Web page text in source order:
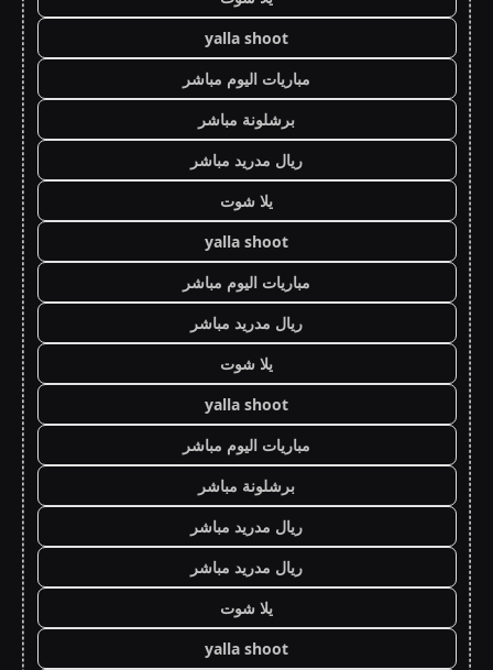
yalla shoot
مباريات اليوم مباشر
برشلونة مباشر
ريال مدريد مباشر
يلا شوت
yalla shoot
مباريات اليوم مباشر
ريال مدريد مباشر
يلا شوت
yalla shoot
مباريات اليوم مباشر
برشلونة مباشر
ريال مدريد مباشر
ريال مدريد مباشر
يلا شوت
yalla shoot